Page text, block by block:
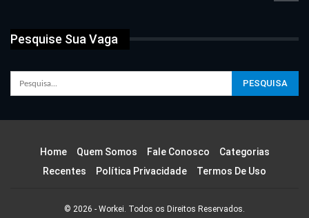
Pesquise Sua Vaga
Home Quem Somos Fale Conosco
Categorias
Recentes
Política Privacidade Termos De Uso
© 2026 - Workei. Todos os Direitos Reservados.